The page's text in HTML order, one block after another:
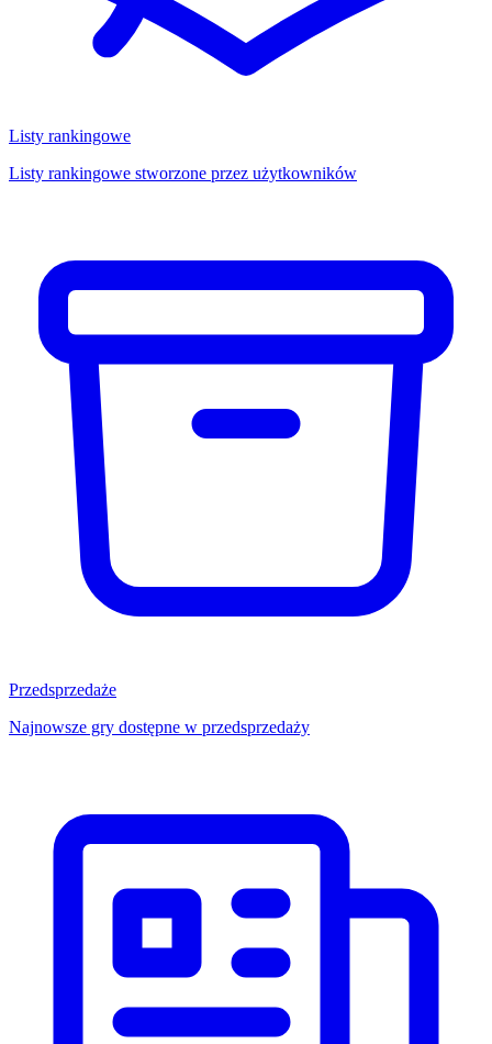
Listy rankingowe
Listy rankingowe stworzone przez użytkowników
Przedsprzedaże
Najnowsze gry dostępne w przedsprzedaży